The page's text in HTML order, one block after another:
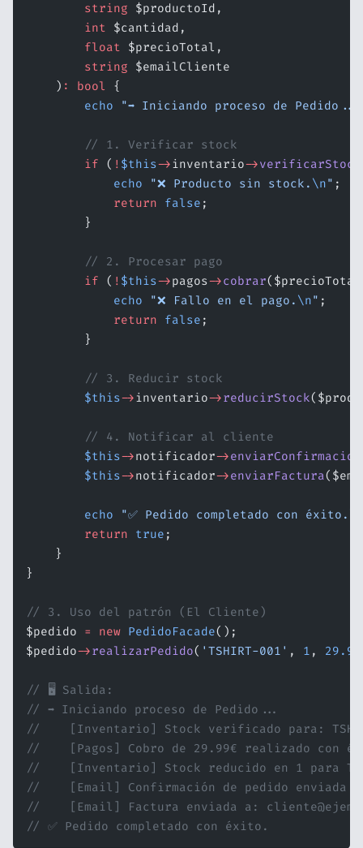
        string
$productoId,
        int
$cantidad,
        float
$precioTotal,
        string
$emailCliente
    )
: bool
{
        echo
"➡️ Iniciando proceso de Pedido...
        // 1. Verificar stock
        if
( ! $this->inventario->verificarStock
            echo
"❌ Producto sin stock. \n" ;
            return
false ;
        }
        // 2. Procesar pago
        if
( ! $this->pagos->cobrar
            echo
"❌ Fallo en el pago. \n" ;
            return
false ;
        }
        // 3. Reducir stock
        $this
->inventario->reducirStock
        // 4. Notificar al cliente
        $this
->notificador->enviarConfirmacion
        $this
->notificador->enviarFactura
        echo
"✅ Pedido completado con éxito.
        return
true ;
    }
}
// 3. Uso del patrón (El Cliente)
$pedido = new PedidoFacade();
$pedido->realizarPedido( 'TSHIRT-001' , 1 , 29.99
// 🖥️ Salida:
// ➡️ Iniciando proceso de Pedido...
//    [Inventario] Stock verificado para:
//    [Pagos] Cobro de 29.99€ realizado con
//    [Inventario] Stock reducido en 1 para
//    [Email] Confirmación de pedido enviada a:
//    [Email] Factura enviada a:
// ✅ Pedido completado con éxito.